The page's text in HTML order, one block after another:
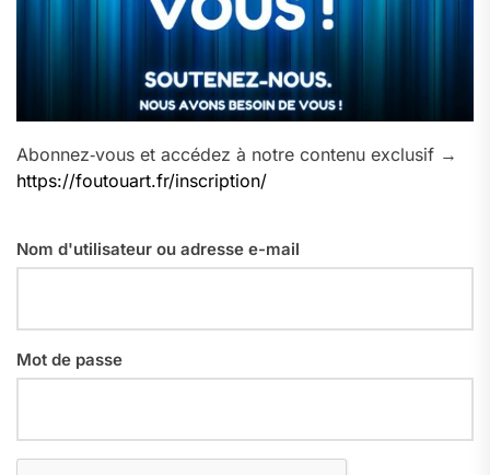
Abonnez‑vous et accédez à notre contenu exclusif →
https://foutouart.fr/inscription/
Nom d'utilisateur ou adresse e-mail
Mot de passe